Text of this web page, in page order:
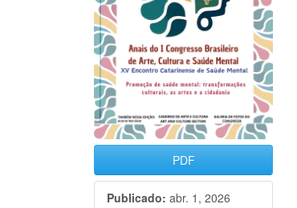
PDF
Publicado: abr. 1, 2026